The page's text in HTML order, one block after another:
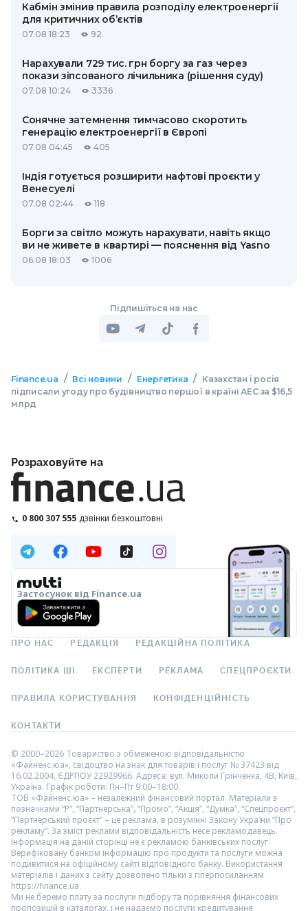
Кабмін змінив правила розподілу електроенергії
для критичних об’єктів
07.08 18:23 92
Нарахували 729 тис. грн боргу за газ через
покази зіпсованого лічильника (рішення суду)
07.08 10:24 3336
Сонячне затемнення тимчасово скоротить
генерацію електроенергії в Європі
07.08 04:45 405
Індія готується розширити нафтові проєкти у
Венесуелі
07.08 02:44 118
Борги за світло можуть нарахувати, навіть якщо
ви не живете в квартирі — пояснення від Yasno
06.08 18:03 1006
Підпишіться на нас
Finance.ua / Всі новини / Енергетика / Казахстан і росія
підписали угоду про будівництво першої в країні АЕС за $16,5
млрд
Розраховуйте на
0 800 307 555 дзвінки безкоштовні
Застосунок від Finance.ua
ПРО НАС РЕДАКЦІЯ РЕДАКЦІЙНА ПОЛІТИКА
ПОЛІТИКА ШІ ЕКСПЕРТИ РЕКЛАМА СПЕЦПРОЄКТИ
ПРАВИЛА КОРИСТУВАННЯ КОНФІДЕНЦІЙНІСТЬ
КОНТАКТИ
© 2000–2026 Товариство з обмеженою відповідальністю
«Файненс.юа», свідоцтво на знак для товарів і послуг № 37423 від
16.02.2004, ЄДРПОУ 22929966. Адреса: вул. Миколи Грінченка, 4В, Київ,
Україна. Графік роботи: Пн–Пт 9:00–18:00.
ТОВ «Файненс.юа» – незалежний фінансовий портал. Матеріали з
позначками “Р”, “Партнерська”, “Промо”, “Акція”, “Думка”, “Спецпроєкт”,
“Партнерський проєкт” – це реклама, в розумінні Закону України “Про
рекламу”. За зміст реклами відповідальність несе рекламодавець.
Інформація на даній сторінці не є рекламою банківських послуг.
Верифіковану банком інформацію про продукти та послуги можна
подивитися на офіційному сайті відповідного банку. Використання
матеріалів і даних з сайту дозволено тільки з гіперпосиланням
https://finance.ua.
Ми не беремо плату за послуги підбору та порівняння фінансових
пропозицій в каталогах, і не надаємо послуги кредитування,